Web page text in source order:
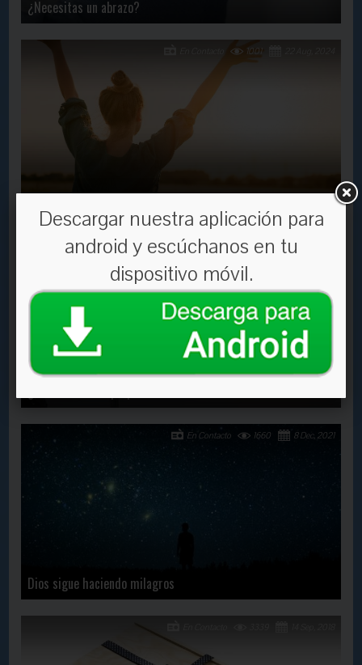
¿Necesitas un abrazo?
El beneficio de las ganancias
1001
27 Dec, 2022
1547
En Contacto
Dios sigue haciendo milagros
8 Dec, 2021
1660
En Contacto
Descargar nuestra aplicación para
android y escúchanos en tu
dispositivo móvil.